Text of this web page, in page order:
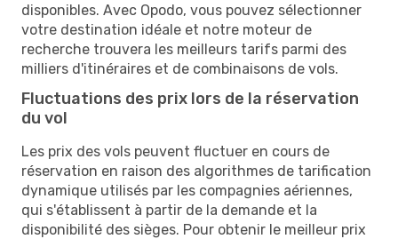
disponibles. Avec Opodo, vous pouvez sélectionner
votre destination idéale et notre moteur de
recherche trouvera les meilleurs tarifs parmi des
milliers d'itinéraires et de combinaisons de vols.
Fluctuations des prix lors de la réservation
du vol
Les prix des vols peuvent fluctuer en cours de
réservation en raison des algorithmes de tarification
dynamique utilisés par les compagnies aériennes,
qui s'établissent à partir de la demande et la
disponibilité des sièges. Pour obtenir le meilleur prix